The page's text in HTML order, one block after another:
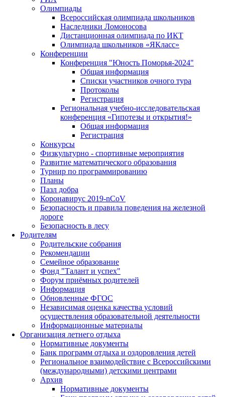
Олимпиады
Всероссийская олимпиада школьников
Наследники Ломоносова
Дистанционная олимпиада по ИКТ
Олимпиада школьников «ЯКласс»
Конференции
Конференция "Юность Поморья-2024"
Общая информация
Списки участников очного тура
Протоколы
Регистрация
Региональная учебно-исследовательская
конференция «Гипотезы и открытия!»
Общая информация
Регистрация
Конкурсы
Физкультурно - спортивные мероприятия
Развитие математического образования
Турнир по программированию
Планы
Пазл добра
Коронавирус 2019-nCoV
Безопасность и правила поведения на железной
дороге
Безопасность в лесу
Родителям
Родительские собрания
Рекомендации
Семейное образование
Фонд "Талант и успех"
Форум приёмных родителей
Информация
Обновленные ФГОС
Независимая оценка качества условий
осуществления образовательной деятельности
Информационные материалы
Организация летнего отдыха
Нормативные документы
Банк программ отдыха и оздоровления детей
Региональное взаимодействие с Всероссийскими
(международными) детскими центрами
Архив
Нормативные документы